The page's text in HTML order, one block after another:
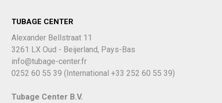
TUBAGE CENTER
Alexander Bellstraat 11
3261 LX Oud - Beijerland, Pays-Bas
info@tubage-center.fr
0252 60 55 39 (International +33 252 60 55 39)
Tubage Center B.V.